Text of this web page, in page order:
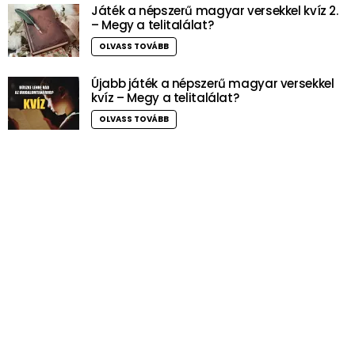
Játék a népszerű magyar versekkel kvíz 2.
– Megy a telitalálat?
OLVASS TOVÁBB
Újabb játék a népszerű magyar versekkel
kvíz – Megy a telitalálat?
OLVASS TOVÁBB